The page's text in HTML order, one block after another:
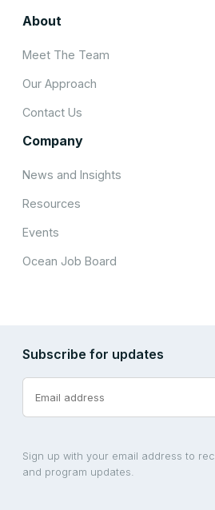
About
Meet The Team
Our Approach
Contact Us
Company
News and Insights
Resources
Events
Ocean Job Board
Subscribe for updates
Sign up with your email address to
and program updates.